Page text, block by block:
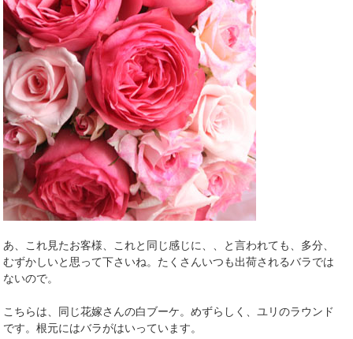
あ、これ見たお客様、これと同じ感じに、、と言われても、多分、
むずかしいと思って下さいね。たくさんいつも出荷されるバラでは
ないので。
こちらは、同じ花嫁さんの白ブーケ。めずらしく、ユリのラウンド
です。根元にはバラがはいっています。